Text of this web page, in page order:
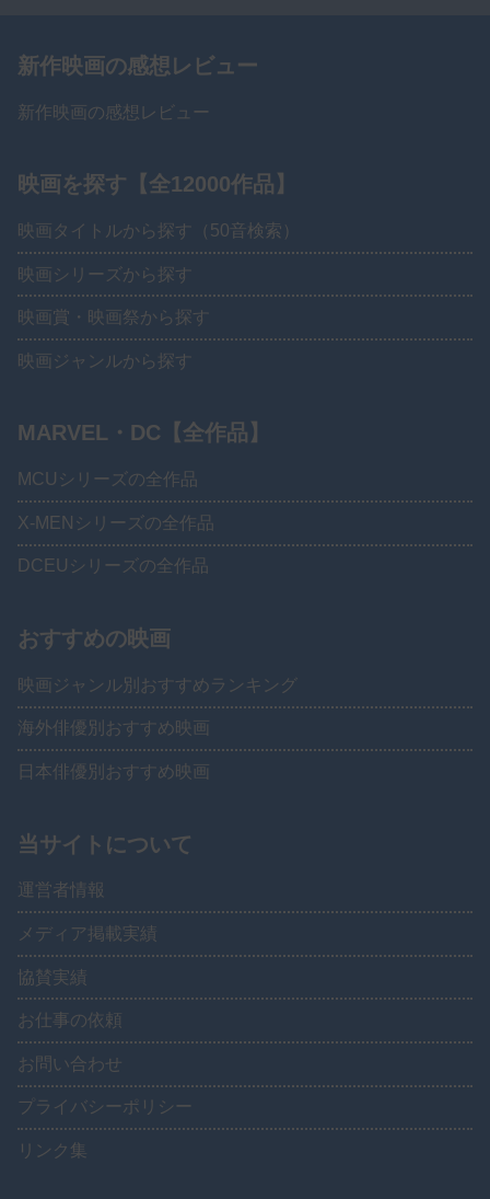
新作映画の感想レビュー
新作映画の感想レビュー
映画を探す【全12000作品】
映画タイトルから探す（50音検索）
映画シリーズから探す
映画賞・映画祭から探す
映画ジャンルから探す
MARVEL・DC【全作品】
MCUシリーズの全作品
X-MENシリーズの全作品
DCEUシリーズの全作品
おすすめの映画
映画ジャンル別おすすめランキング
海外俳優別おすすめ映画
日本俳優別おすすめ映画
当サイトについて
運営者情報
メディア掲載実績
協賛実績
お仕事の依頼
お問い合わせ
プライバシーポリシー
リンク集